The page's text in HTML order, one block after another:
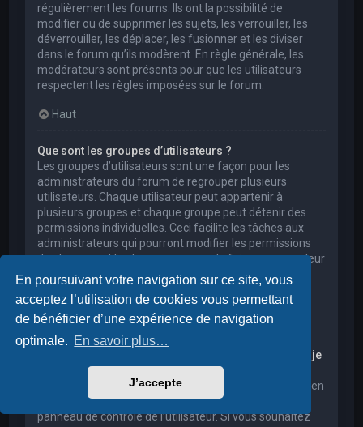
En poursuivant votre navigation sur ce site, vous
acceptez l’utilisation de cookies vous permettant
de bénéficier d’une expérience de navigation
optimale. En savoir plus…
J’accepte
régulièrement les forums. Ils ont la possibilité de
modifier ou de supprimer les sujets, les verrouiller, les
déverrouiller, les déplacer, les fusionner et les diviser
dans le forum qu’ils modèrent. En règle générale, les
modérateurs sont présents pour que les utilisateurs
respectent les règles imposées sur le forum.
Haut
Que sont les groupes d’utilisateurs ?
Les groupes d’utilisateurs sont une façon pour les
administrateurs du forum de regrouper plusieurs
utilisateurs. Chaque utilisateur peut appartenir à
plusieurs groupes et chaque groupe peut détenir des
permissions individuelles. Ceci facilite les tâches aux
administrateurs qui pourront modifier les permissions
de plusieurs utilisateurs en une seule fois, ou encore leur
accorder des pouvoirs de modération, ou bien leur
donner accès à un forum privé.
Haut
Où sont les groupes d’utilisateurs et comment puis-je
en rejoindre un ?
Vous pouvez consulter tous les groupes d’utilisateurs en
cliquant sur le lien « Groupes d’utilisateurs » depuis le
panneau de contrôle de l’utilisateur. Si vous souhaitez